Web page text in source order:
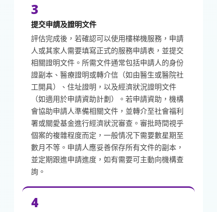
3
提交申請及證明文件
評估完成後，若確認可以使用樓梯機服務，申請
人或其家人需要填寫正式的服務申請表，並提交
相關證明文件。所需文件通常包括申請人的身份
證副本、醫療證明或轉介信（如由醫生或醫院社
工開具）、住址證明，以及經濟狀況證明文件
（如適用於申請資助計劃）。若申請資助，機構
會協助申請人準備相關文件，並轉介至社會福利
署或關愛基金進行經濟狀況審查。審批時間視乎
個案的複雜程度而定，一般情况下需要數星期至
數月不等。申請人應妥善保存所有文件的副本，
並定期跟進申請進度，如有需要可主動向機構查
詢。
4